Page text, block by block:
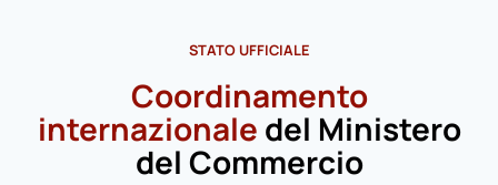
STATO UFFICIALE
Coordinamento
internazionale del Ministero
del Commercio